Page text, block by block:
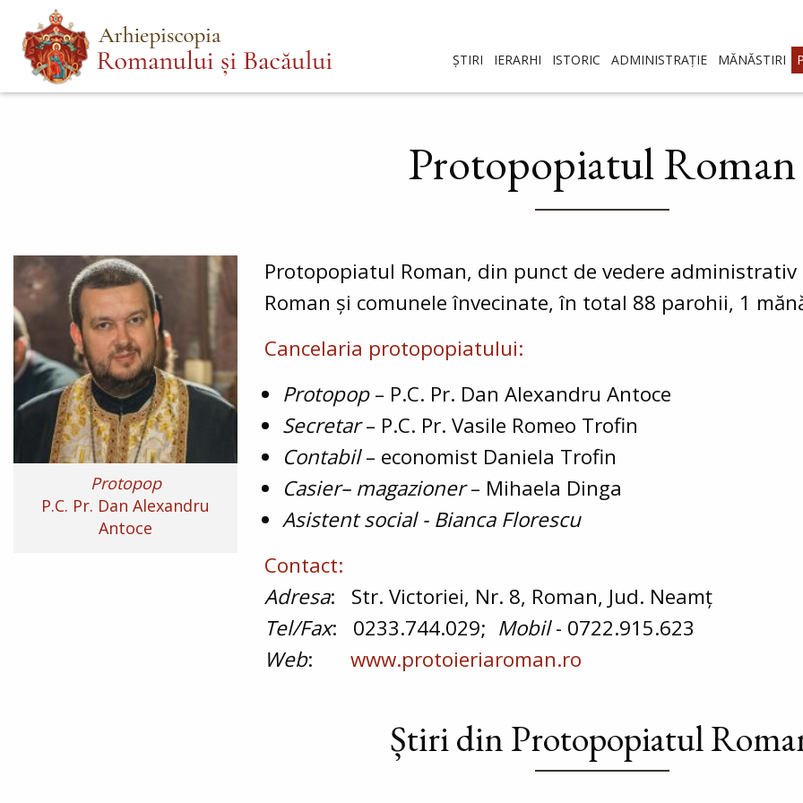
Mergi
conţinutul
principal
Main
menu
ȘTIRI IERARHI ISTORIC ADMINISTRAȚIE MĂNĂSTIRI
Protopopiatul Roman
Protopop
P.C. Pr. Dan Alexandru
Antoce
Protopopiatul Roman, din punct de vedere
Roman și comunele învecinate, în total 88 parohii, 1
Cancelaria protopopiatului:
Protopop– P.C. Pr. Dan Alexandru Antoce
Secretar– P.C. Pr. Vasile Romeo Trofin
Contabil– economist Daniela Trofin
Casier– magazioner– Mihaela Dinga
Asistent social - Bianca Florescu
Contact:
Adresa: Str. Victoriei, Nr. 8, Roman, Jud. Neamț
Tel/Fax: 0233.744.029; Mobil- 0722.915.623
Web: www.protoieriaroman.ro
Știri din Protopopiatul